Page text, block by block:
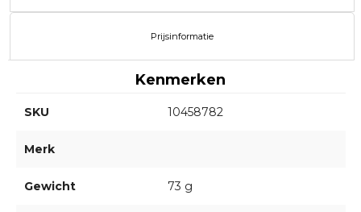
Prijsinformatie
Kenmerken
SKU 10458782
Merk
Gewicht 73 g